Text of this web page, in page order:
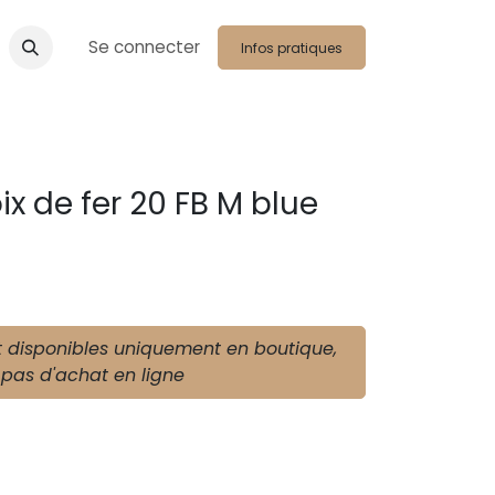
Se connecter Infos pratiques
de fer 20 FB M blue
disponibles uniquement en boutique,
pas d'achat en ligne